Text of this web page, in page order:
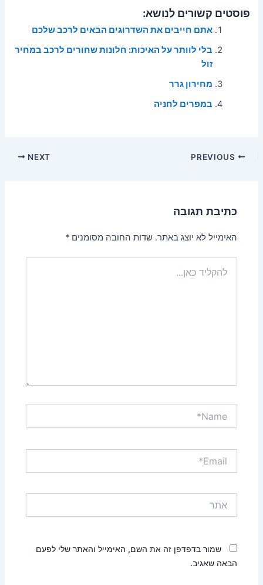
פוסטים קשורים לנושא:
אתם חייבים את השדרוגים הבאים לרכב שלכם
בלי לוותר על האיכות: חלונות שחורים לרכב במחיר
זול
מחירון גרר
במפרים לחניה
Post
NEXT
כתיבת תגובה
האימייל לא יוצג באתר. שדות החובה מסומנים*
כאן...
שמור בדפדפן זה את השם, האימייל והאתר שלי לפעם
הבאה שאגיב.